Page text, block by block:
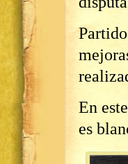
En
es